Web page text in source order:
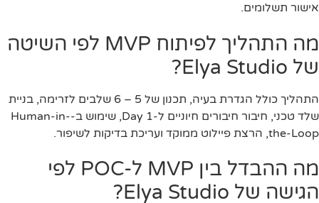
אישור תשלומים.
מה התהליך לפיתוח MVP לפי השיטה
של Elya Studio?
התהליך כולל הגדרת בעיה, תכנון של 5 – 6 שלבים לזרימה, בניית
שלד טכני, חיבור חיבורים חיוניים ל-Day 1, שימוש ב-Human-in-
the-Loop, הרצת פיילוט ממוקד ועריכת בדיקות לשיפור.
מה ההבדל בין MVP ל-POC לפי
הגישה של Elya Studio?